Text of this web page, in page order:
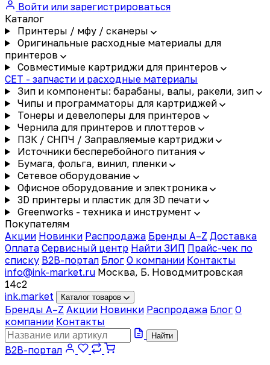
Войти или зарегистрироваться
Каталог
Принтеры / мфу / сканеры
Оригинальные расходные материалы для
принтеров
Совместимые картриджи для принтеров
CET - запчасти и расходные материалы
Зип и компоненты: барабаны, валы, ракели, зип
Чипы и программаторы для картриджей
Тонеры и девелоперы для принтеров
Чернила для принтеров и плоттеров
ПЗК / СНПЧ / Заправляемые картриджи
Источники бесперебойного питания
Бумага, фольга, винил, пленки
Сетевое оборудование
Офисное оборудование и электроника
3D принтеры и пластик для 3D печати
Greenworks - техника и инструмент
Покупателям
Акции Новинки Распродажа Бренды A–Z Доставка
Оплата Сервисный центр Найти ЗИП Прайс-чек по
списку B2B-портал Блог О компании Контакты
info@ink-market.ru Москва, Б. Новодмитровская
14с2
ink.market Каталог товаров
Бренды A–Z Акции Новинки Распродажа Блог О
компании Контакты
Найти
B2B-портал